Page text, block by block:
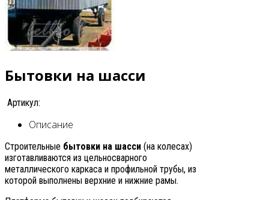
Бытовки на шасси
Артикул:
Описание
Строительные бытовки на шасси (на колесах)
изготавливаются из цельносварного
металлического каркаса и профильной трубы, из
которой выполнены верхние и нижние рамы.